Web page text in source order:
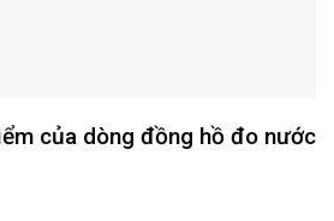
của dòng đồng hồ đo nước